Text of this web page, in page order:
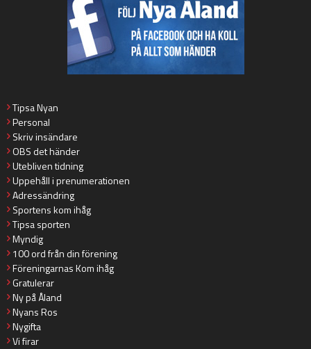
Tipsa Nyan
Personal
Skriv insändare
OBS det händer
Utebliven tidning
Uppehåll i prenumerationen
Adressändring
Sportens kom ihåg
Tipsa sporten
Myndig
100 ord från din förening
Föreningarnas Kom ihåg
Gratulerar
Ny på Åland
Nyans Ros
Nygifta
Vi firar